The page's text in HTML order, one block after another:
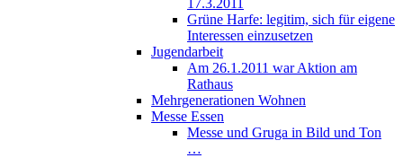
17.3.2011
Grüne Harfe: legitim, sich für eigene
Interessen einzusetzen
Jugendarbeit
Am 26.1.2011 war Aktion am
Rathaus
Mehrgenerationen Wohnen
Messe Essen
Messe und Gruga in Bild und Ton
…